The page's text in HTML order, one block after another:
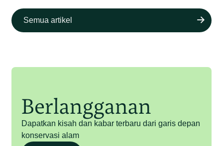
Semua artikel
Berlangganan
Dapatkan kisah dan kabar terbaru dari garis depan
konservasi alam